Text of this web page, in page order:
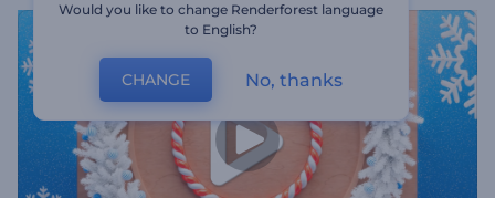
Would you like to change Renderforest language
to English?
CHANGE No, thanks